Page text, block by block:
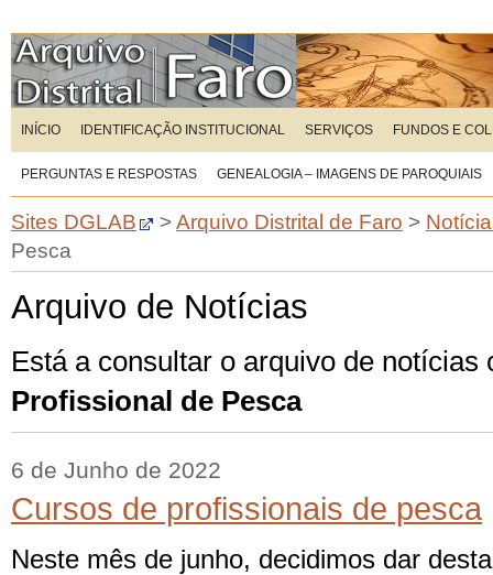
INÍCIO IDENTIFICAÇÃO INSTITUCIONAL SERVIÇOS FUNDOS E
PERGUNTAS E RESPOSTAS GENEALOGIA – IMAGENS DE PAROQUIAIS
Sites DGLAB >Arquivo Distrital de Faro >
Pesca
Arquivo de Notícias
Está a consultar o arquivo de
Profissional de Pesca
6 de Junho de 2022
Cursos de profissionais de pesca
Neste mês de junho, decidimos dar